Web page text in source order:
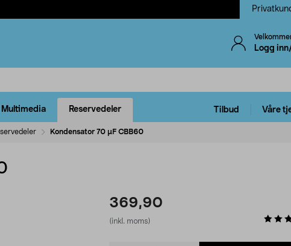
Logg
Multimedia Reservedeler Tilbud Våre
Kondensator 70 µF CBB60
369,90
(inkl. moms)